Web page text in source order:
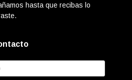
hasta que recibas lo